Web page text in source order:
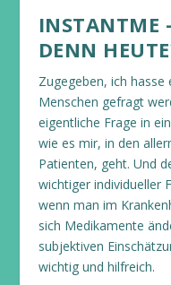
INSTANTME
DENN
Zugegeben, ich
Menschen gefragt
eigentliche Frage in
wie es mir, in den
Patienten, geht. Und
wichtiger individueller
wenn man im
sich Medikamente
subjektiven
wichtig und hilfreich.